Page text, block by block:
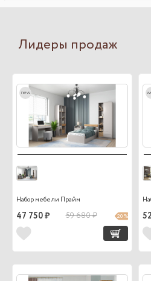
Лидеры продаж
new
Набор мебели Прайм
47 750 ₽ 59 680 ₽ 20 %